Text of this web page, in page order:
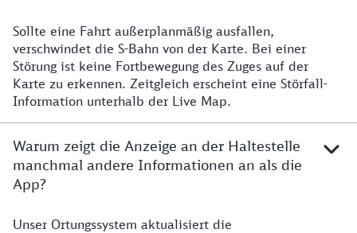
Sollte eine Fahrt außerplanmäßig ausfallen,
verschwindet die S-Bahn von der Karte. Bei einer
Störung ist keine Fortbewegung des Zuges auf der
Karte zu erkennen. Zeitgleich erscheint eine Störfall-
Information unterhalb der Live Map.
Warum zeigt die Anzeige an der Haltestelle
manchmal andere Informationen an als die
App?
Unser Ortungssystem aktualisiert die